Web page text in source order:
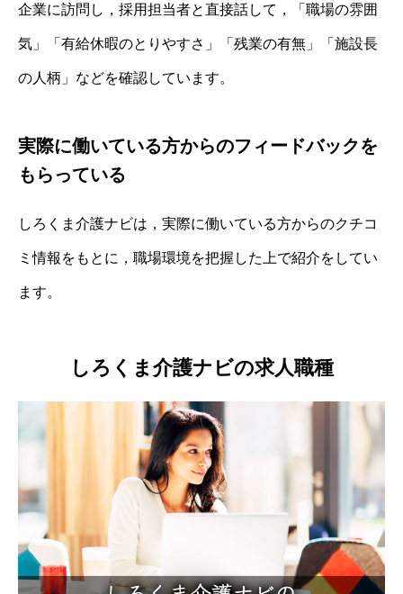
企業に訪問し，採用担当者と直接話して，「職場の雰囲
気」「有給休暇のとりやすさ」「残業の有無」「施設長
の人柄」などを確認しています。
実際に働いている方からのフィードバックを
もらっている
しろくま介護ナビは，実際に働いている方からのクチコ
ミ情報をもとに，職場環境を把握した上で紹介をしてい
ます。
しろくま介護ナビの求人職種